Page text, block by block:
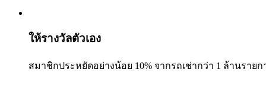
ให้รางวัลตัวเอง
สมาชิกประหยัดอย่างน้อย 10% จากรถเช่ากว่า 1 ล้านรายก